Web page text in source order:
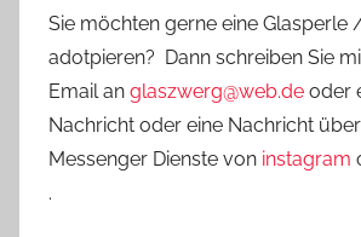
Sie möchten gerne eine Glasperle
adotpieren? Dann schreiben Sie
Email an glaszwerg@web.de oder
Nachricht oder eine Nachricht
Messenger Dienste von instagram
.